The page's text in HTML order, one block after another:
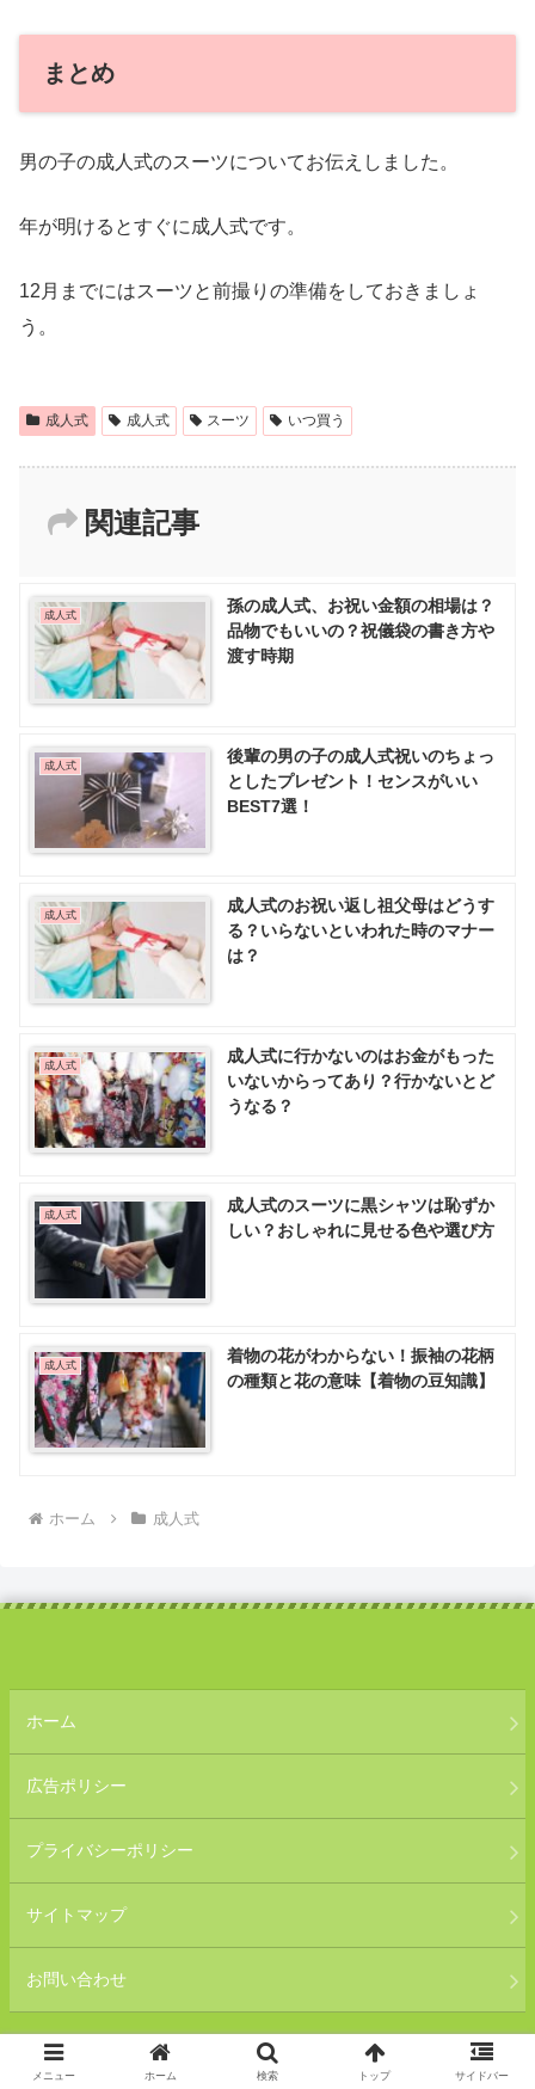
まとめ
男の子の成人式のスーツについてお伝えしました。
年が明けるとすぐに成人式です。
12月までにはスーツと前撮りの準備をしておきましょ
う。
成人式 成人式 スーツ いつ買う
関連記事
成人式
孫の成人式、お祝い金額の相場は？
品物でもいいの？祝儀袋の書き方や
渡す時期
成人式
後輩の男の子の成人式祝いのちょっ
としたプレゼント！センスがいい
BEST7選！
成人式
成人式のお祝い返し祖父母はどうす
る？いらないといわれた時のマナー
は？
成人式
成人式に行かないのはお金がもった
いないからってあり？行かないとど
うなる？
成人式
成人式のスーツに黒シャツは恥ずか
しい？おしゃれに見せる色や選び方
成人式
着物の花がわからない！振袖の花柄
の種類と花の意味【着物の豆知識】
ホーム 成人式
ホーム
広告ポリシー
プライバシーポリシー
サイトマップ
お問い合わせ
Copyright © 2019-2026 気になる暮らしWEB All Rights Reserved.
メニュー ホーム 検索 トップ サイドバー